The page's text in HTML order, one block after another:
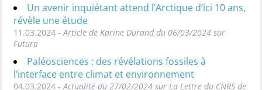
Un avenir inquiétant attend l’Arctique d’ici 10 ans,
révèle une étude
11.03.2024 - Article de Karine Durand du 06/03/2024 sur
Futura
Paléosciences : des révélations fossiles à
l’interface entre climat et environnement
04.03.2024 - Actualité du 27/02/2024 sur La Lettre du CNRS de